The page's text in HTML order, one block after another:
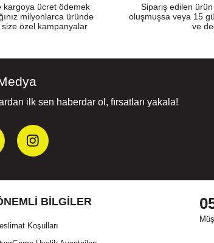
kargoya ücret ödemek
milyonlarca üründe
özel kampanyalar
Sipariş edilen ürün
oluşmuşsa veya 15
ve
ilk sen haberdar ol, fırsatları yakala!
BILGILER
Koşulları